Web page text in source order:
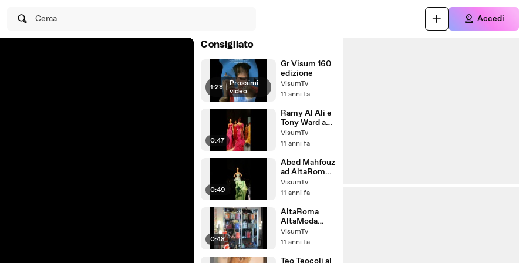
Cerca Accedi
Consigliato
1:28 | Prossimi
video
Gr Visum 160
edizione
VisumTv
11 anni fa
0:47
Ramy Al Ali e
Tony Ward ad
AltaRoma
AltaModa
VisumTv
11 anni fa
0:49
Abed Mahfouz
ad AltaRoma
AltaModa
2010
VisumTv
11 anni fa
0:48
AltaRoma
AltaModa
2010
VisumTv
11 anni fa